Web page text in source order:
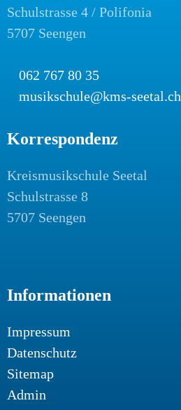
Schulstrasse 4 / Polifonia
5707 Seengen
062 767 80 35
musikschule@kms-seetal.ch
Korrespondenz
Kreismusikschule Seetal
Schulstrasse 8
5707 Seengen
Informationen
Impressum
Datenschutz
Sitemap
Admin